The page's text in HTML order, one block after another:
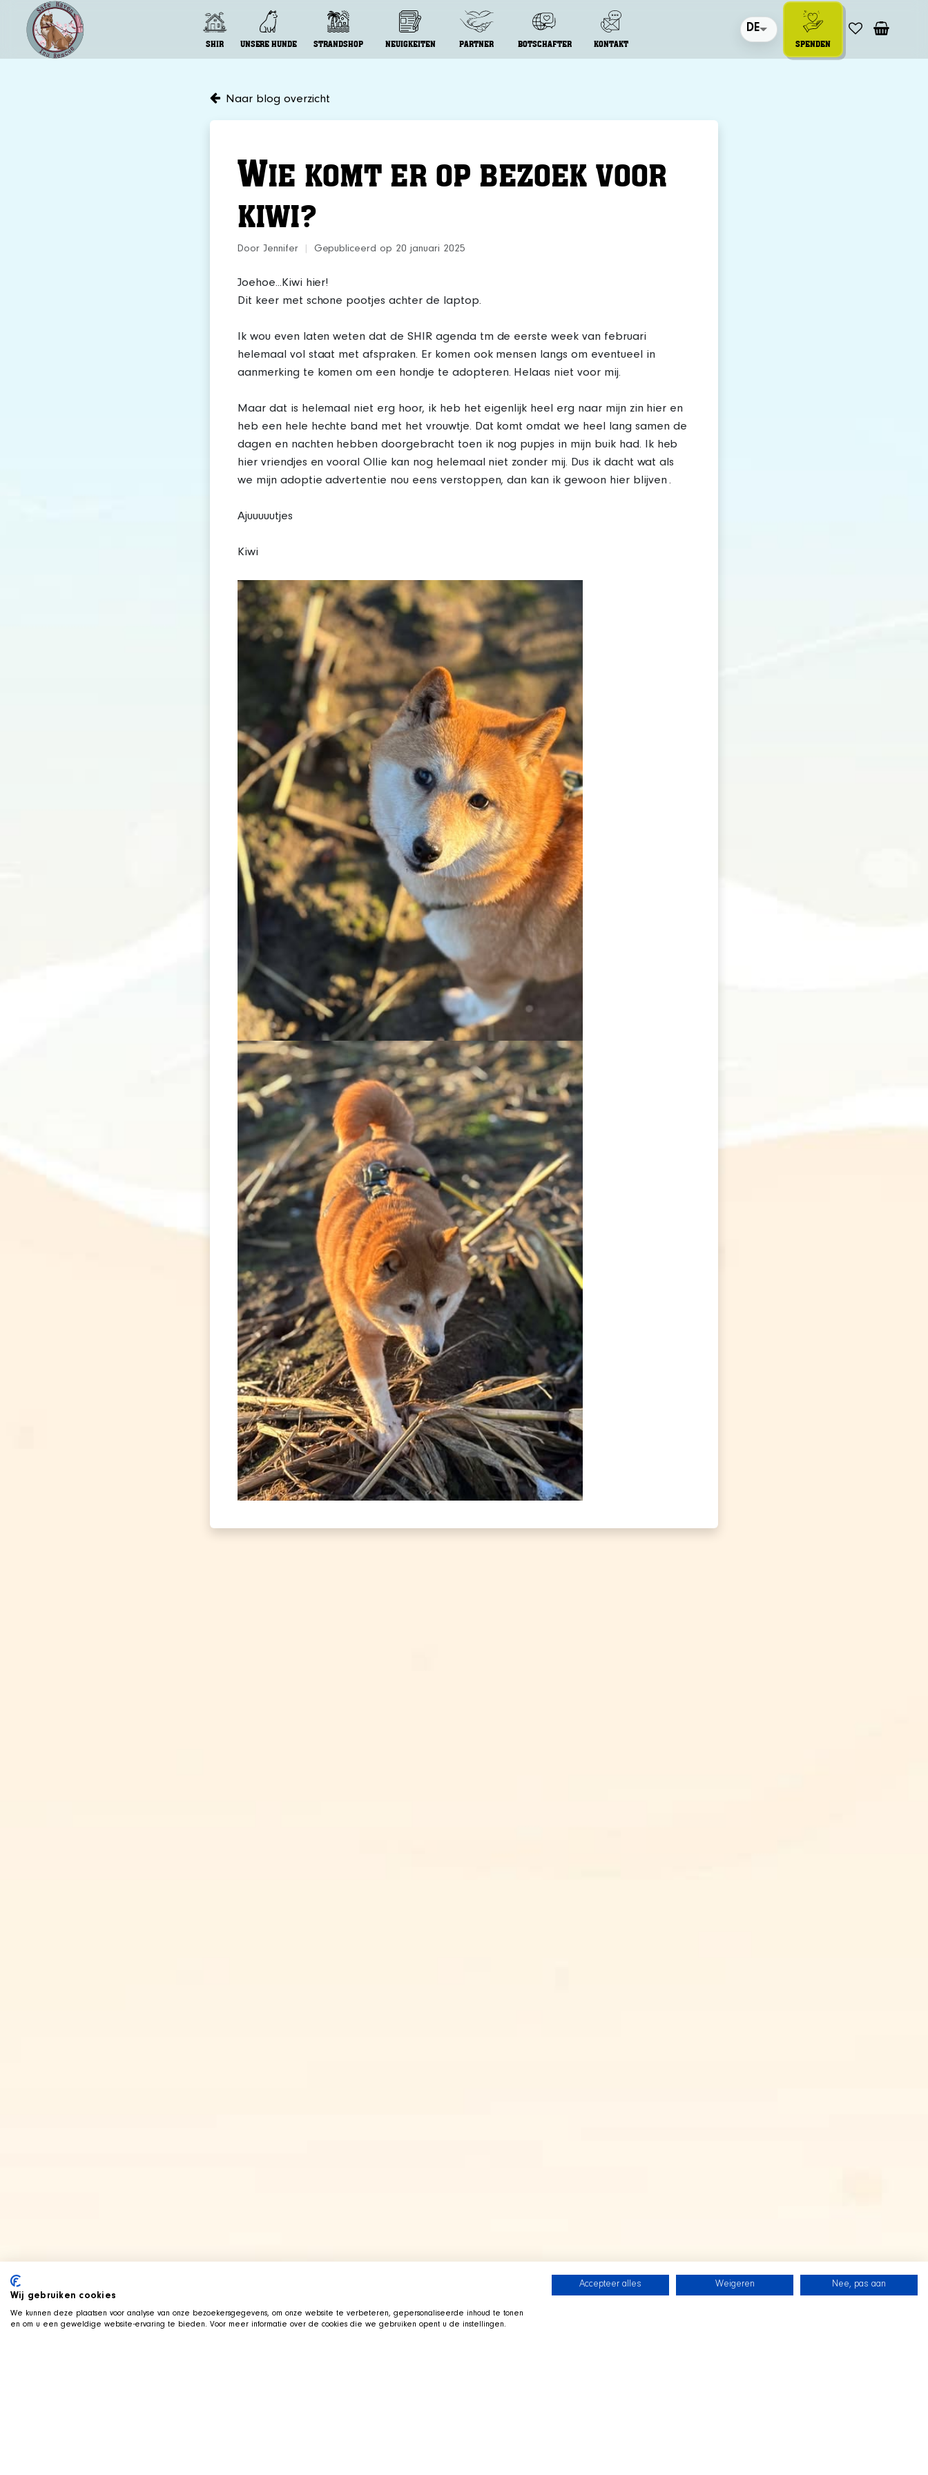
SHIR UNSERE HUNDE STRANDSHOP NEUIGKEITEN PARTNER BOTSCHAFTER KONTAKT
DE
SPENDEN
Naar blog overzicht
WIE KOMT ER OP BEZOEK VOOR
KIWI?
Door Jennifer Gepubliceerd op 20 januari 2025
Joehoe...Kiwi hier!
Dit keer met schone pootjes achter de laptop.
Ik wou even laten weten dat de SHIR agenda tm de eerste week van februari
helemaal vol staat met afspraken. Er komen ook mensen langs om eventueel in
aanmerking te komen om een hondje te adopteren. Helaas niet voor mij.
Maar dat is helemaal niet erg hoor, ik heb het eigenlijk heel erg naar mijn zin hier en
heb een hele hechte band met het vrouwtje. Dat komt omdat we heel lang samen de
dagen en nachten hebben doorgebracht toen ik nog pupjes in mijn buik had. Ik heb
hier vriendjes en vooral Ollie kan nog helemaal niet zonder mij. Dus ik dacht wat als
we mijn adoptie advertentie nou eens verstoppen, dan kan ik gewoon hier blijven .
Ajuuuuutjes
Kiwi
Wij gebruiken cookies
We kunnen deze plaatsen voor analyse van onze bezoekersgegevens, om onze website te verbeteren, gepersonaliseerde inhoud te tonen
en om u een geweldige website-ervaring te bieden. Voor meer informatie over de cookies die we gebruiken opent u de instellingen.
Accepteer alles Weigeren Nee, pas aan